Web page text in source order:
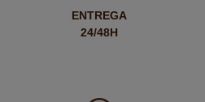
ENTREGA
24/48H